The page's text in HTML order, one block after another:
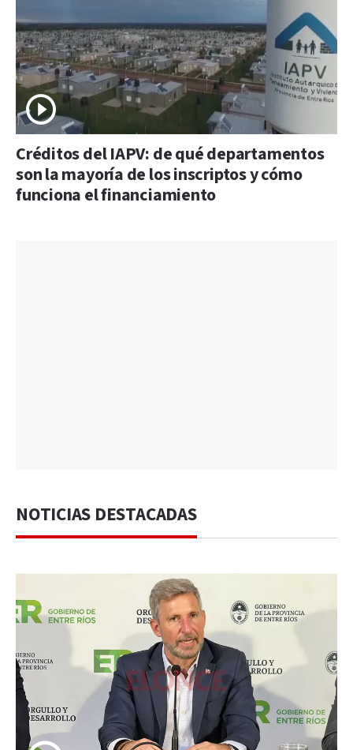
Créditos del IAPV: de qué departamentos
son la mayoría de los inscriptos y cómo
funciona el financiamiento
NOTICIAS DESTACADAS